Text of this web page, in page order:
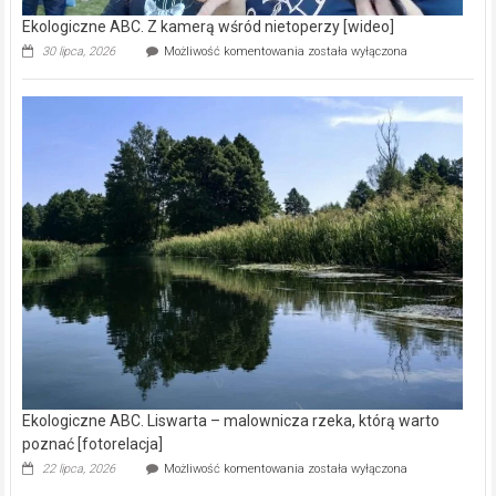
Ekologiczne ABC. Z kamerą wśród nietoperzy [wideo]
30 lipca, 2026 Możliwość komentowania Ekologiczne
kamerą
wśród
została wyłączona
Ekologiczne ABC. Liswarta – malownicza rzeka, którą warto
poznać [fotorelacja]
22 lipca, 2026 Możliwość komentowania Ekologiczne
została wyłączona